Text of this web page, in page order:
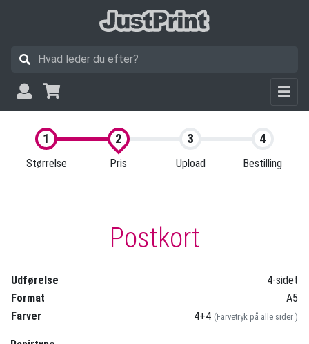
Størrelse Pris Upload Bestilling
Postkort
Udførelse
4-sidet
Format
A5
Farver
4+4 (Farvetryk på alle sider )